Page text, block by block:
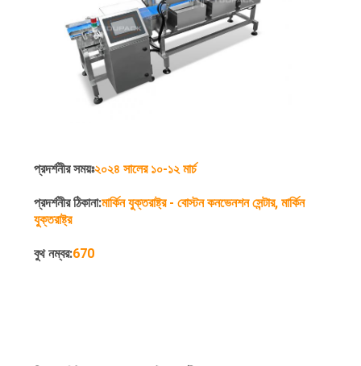
প্রদর্শনীর সময়ঃ২০২৪ সালের ১০-১২ মার্চ
প্রদর্শনীর ঠিকানা:মার্কিন যুক্তরাষ্ট্র - বোস্টন কনভেনশন সেন্টার, মার্কিন
যুক্তরাষ্ট্র
বুথ নম্বর:670